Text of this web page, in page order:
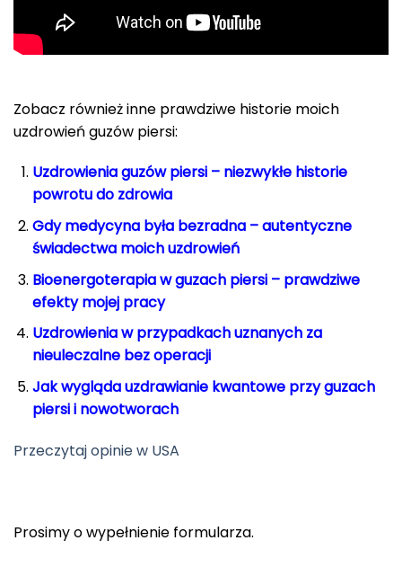
Zobacz również inne prawdziwe historie moich
uzdrowień guzów piersi:
Uzdrowienia guzów piersi – niezwykłe historie
powrotu do zdrowia
Gdy medycyna była bezradna – autentyczne
świadectwa moich uzdrowień
Bioenergoterapia w guzach piersi – prawdziwe
efekty mojej pracy
Uzdrowienia w przypadkach uznanych za
nieuleczalne bez operacji
Jak wygląda uzdrawianie kwantowe przy guzach
piersi i nowotworach
Przeczytaj opinie w USA
Prosimy o wypełnienie formularza.